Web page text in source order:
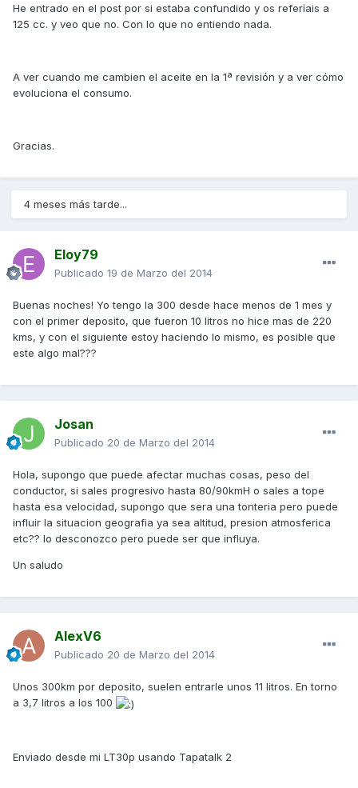
He entrado en el post por si estaba confundido y os referíais a
125 cc. y veo que no. Con lo que no entiendo nada.
A ver cuando me cambien el aceite en la 1ª revisión y a ver cómo
evoluciona el consumo.
Gracias.
4 meses más tarde...
Eloy79
Publicado 19 de Marzo del 2014
Buenas noches! Yo tengo la 300 desde hace menos de 1 mes y
con el primer deposito, que fueron 10 litros no hice mas de 220
kms, y con el siguiente estoy haciendo lo mismo, es posible que
este algo mal???
Josan
Publicado 20 de Marzo del 2014
Hola, supongo que puede afectar muchas cosas, peso del
conductor, si sales progresivo hasta 80/90kmH o sales a tope
hasta esa velocidad, supongo que sera una tonteria pero puede
influir la situacion geografia ya sea altitud, presion atmosferica
etc?? lo desconozco pero puede ser que influya.
Un saludo
AlexV6
Publicado 20 de Marzo del 2014
Unos 300km por deposito, suelen entrarle unos 11 litros. En torno
a 3,7 litros a los 100
Enviado desde mi LT30p usando Tapatalk 2